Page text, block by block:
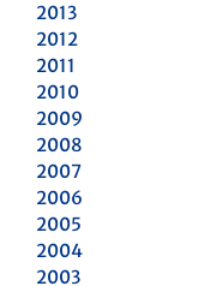
2013
2012
2011
2010
2009
2008
2007
2006
2005
2004
2003